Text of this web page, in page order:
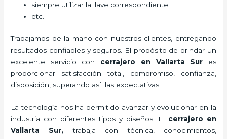
siempre utilizar la llave correspondiente
etc.
Trabajamos de la mano con nuestros clientes, entregando
resultados confiables y seguros. El propósito de brindar un
excelente servicio con cerrajero en Vallarta Sur es
proporcionar satisfacción total, compromiso, confianza,
disposición, superando así las expectativas.
La tecnología nos ha permitido avanzar y evolucionar en la
industria con diferentes tipos y diseños. El cerrajero en
Vallarta Sur,trabaja con técnica, conocimientos,